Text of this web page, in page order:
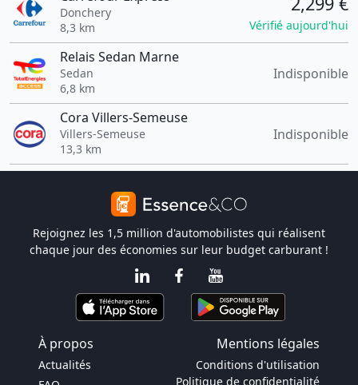
Donchery
8,3 km
Vérifié aujourd'hui
Relais Sedan Marne
Sedan
6,8 km
Indisponible
Cora Villers-Semeuse
Villers-Semeuse
13,3 km
Indisponible
Rejoignez les 1,5 million d'automobilistes qui réalisent
chaque jour des économies sur leur budget carburant !
À propos Mentions légales
Actualités
Conditions d'utilisation
Politique de confidentialité